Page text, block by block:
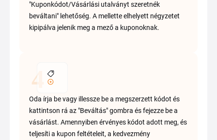
"Kuponkódot/Vásárlási utalványt szeretnék
beváltani" lehetőség. A mellette elhelyett négyzetet
kipipálva jelenik meg a mező a kuponoknak.
Oda írja be vagy illessze be a megszerzett kódot és
kattintson rá az "Beváltás" gombra és fejezze be a
vásárlást. Amennyiben érvényes kódot adott meg, és
teljesíti a kupon feltételeit, a kedvezmény